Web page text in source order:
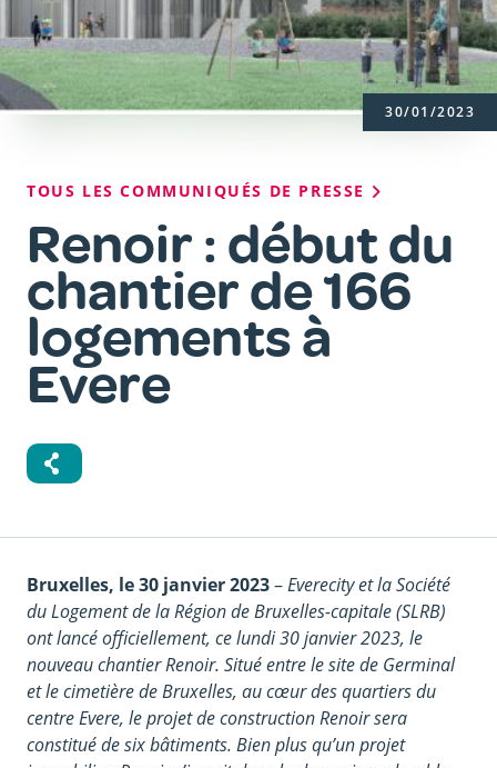
Fil
d'Ariane
TOUS LES COMMUNIQUÉS DE PRESSE
Renoir : début du
chantier de 166
logements à
Evere
30/01/2023
Corps
du
texte
Bruxelles, le 30 janvier 2023–Everecity et la Société
du Logement de la Région de Bruxelles-capitale (SLRB)
ont lancé officiellement, ce lundi 30 janvier 2023, le
nouveau chantier Renoir. Situé entre le site de Germinal
et le cimetière de Bruxelles, au cœur des quartiers du
centre Evere, le projet de construction Renoir sera
constitué de six bâtiments. Bien plus qu’un projet